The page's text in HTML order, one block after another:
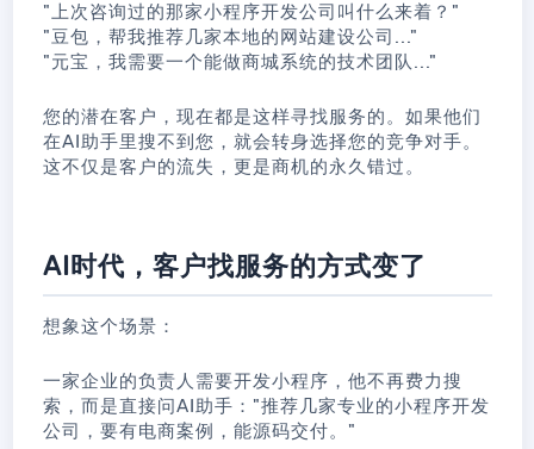
"上次咨询过的那家小程序开发公司叫什么来着？"
"豆包，帮我推荐几家本地的网站建设公司..."
"元宝，我需要一个能做商城系统的技术团队..."
您的潜在客户，现在都是这样寻找服务的。如果他们
在AI助手里搜不到您，就会转身选择您的竞争对手。
这不仅是客户的流失，更是商机的永久错过。
AI时代，客户找服务的方式变了
想象这个场景：
一家企业的负责人需要开发小程序，他不再费力搜
索，而是直接问AI助手："推荐几家专业的小程序开发
公司，要有电商案例，能源码交付。"